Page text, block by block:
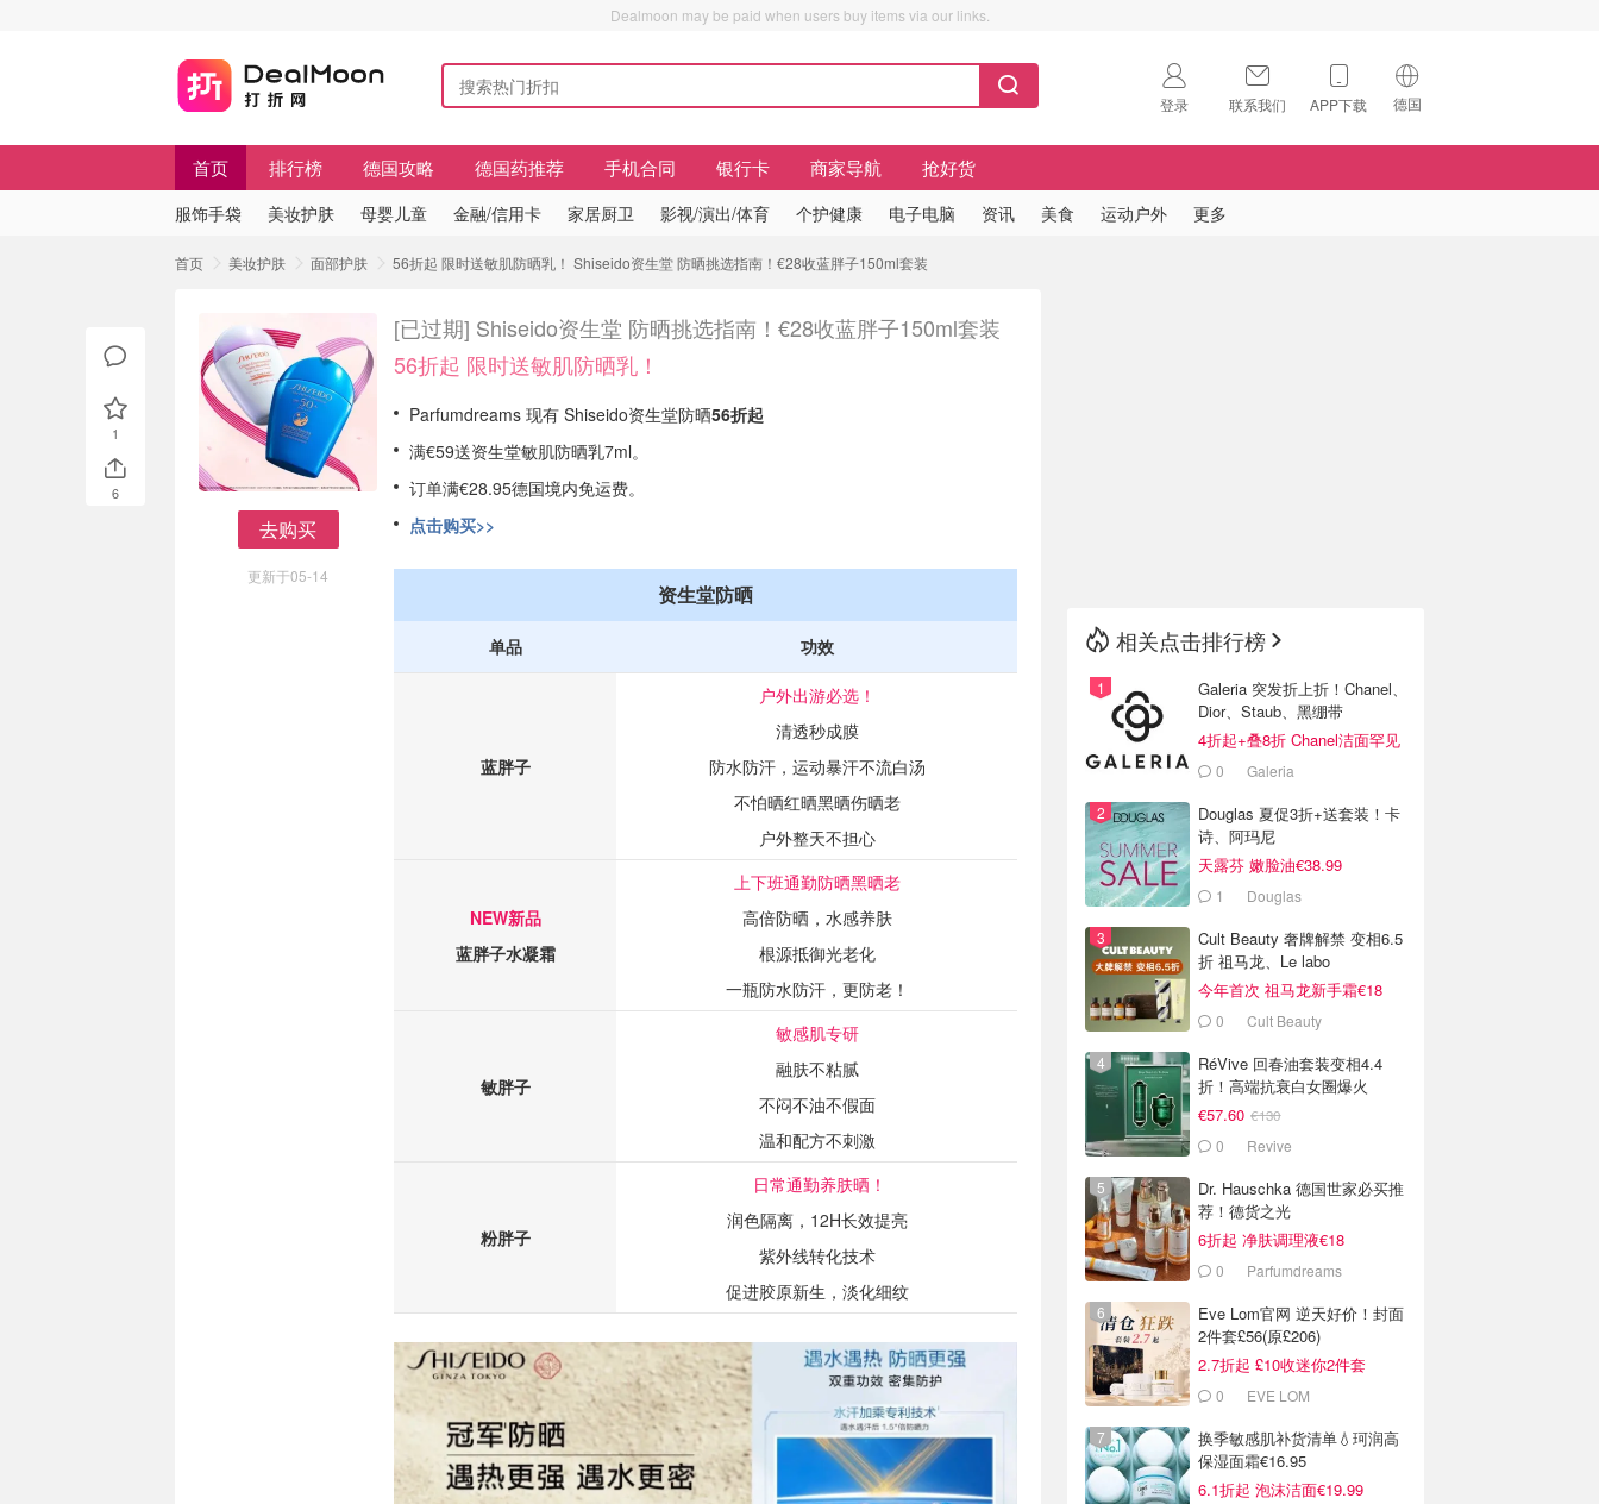
Dealmoon may be paid when users buy items via our links.
登录 联系我们 APP下载 德国
🇺🇸
首页 排行榜 德国攻略 德国药推荐 手机合同 银行卡 商家导航 抢好货
服饰手袋 美妆护肤 母婴儿童 金融/信用卡 家居厨卫 影视/演出/体育 个护健康 电子电脑 资讯 美食 运动户外 更多
首页 美妆护肤 面部护肤 56折起 限时送敏肌防晒乳！ Shiseido资生堂 防晒挑选指南！€28收蓝胖子150ml套装
去购买
更新于05-14
[已过期] Shiseido资生堂 防晒挑选指南！€28收蓝胖子150ml套装
56折起 限时送敏肌防晒乳！
Parfumdreams 现有 Shiseido资生堂防晒56折起
满€59送资生堂敏肌防晒乳7ml。
订单满€28.95德国境内免运费。
点击购买>>
资生堂防晒
单品 功效
蓝胖子
户外出游必选！
清透秒成膜
防水防汗，运动暴汗不流白汤
不怕晒红晒黑晒伤晒老
户外整天不担心
NEW新品
蓝胖子水凝霜
上下班通勤防晒黑晒老
高倍防晒，水感养肤
根源抵御光老化
一瓶防水防汗，更防老！
敏胖子
敏感肌专研
融肤不粘腻
不闷不油不假面
温和配方不刺激
粉胖子
日常通勤养肤晒！
润色隔离，12H长效提亮
紫外线转化技术
促进胶原新生，淡化细纹
1
6
相关点击排行榜
Galeria 突发折上折！Chanel、
Dior、Staub、黑绷带
4折起+叠8折 Chanel洁面罕见
€430 Galeria
Douglas 夏促3折+送套装！卡
诗、阿玛尼
天露芬 嫩脸油€38.99
1 Douglas
Cult Beauty 奢牌解禁 变相6.5
折 祖马龙、Le labo
今年首次 祖马龙新手霜€18
0 Cult Beauty
RéVive 回春油套装变相4.4
折！高端抗衰白女圈爆火
€57.60 €130
0 Revive
Dr. Hauschka 德国世家必买推
荐！德货之光
6折起 净肤调理液€18
0 Parfumdreams
Eve Lom官网 逆天好价！封面
2件套£56(原£206)
2.7折起 £10收迷你2件套
0 EVE LOM
换季敏感肌补货清单💧珂润高
保湿面霜€16.95
6.1折起 泡沫洁面€19.99